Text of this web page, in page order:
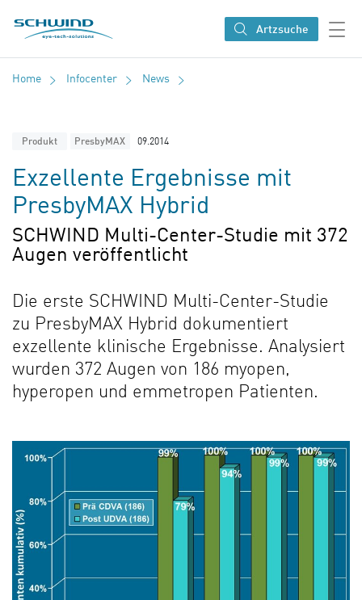
SCHWIND eye-tech solutions
Artzsuche
Home Infocenter News
Produkt PresbyMAX 09.2014
Exzellente Ergebnisse mit
PresbyMAX Hybrid
SCHWIND Multi-Center-Studie mit 372
Augen veröffentlicht
Die erste SCHWIND Multi-Center-Studie
zu PresbyMAX Hybrid dokumentiert
exzellente klinische Ergebnisse. Analysiert
wurden 372 Augen von 186 myopen,
hyperopen und emmetropen Patienten.